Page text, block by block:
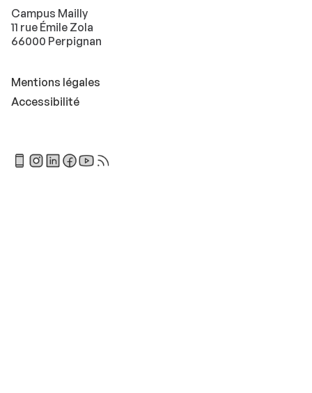
Campus Mailly
11 rue Émile Zola
66000 Perpignan
Mentions légales
Accessibilité